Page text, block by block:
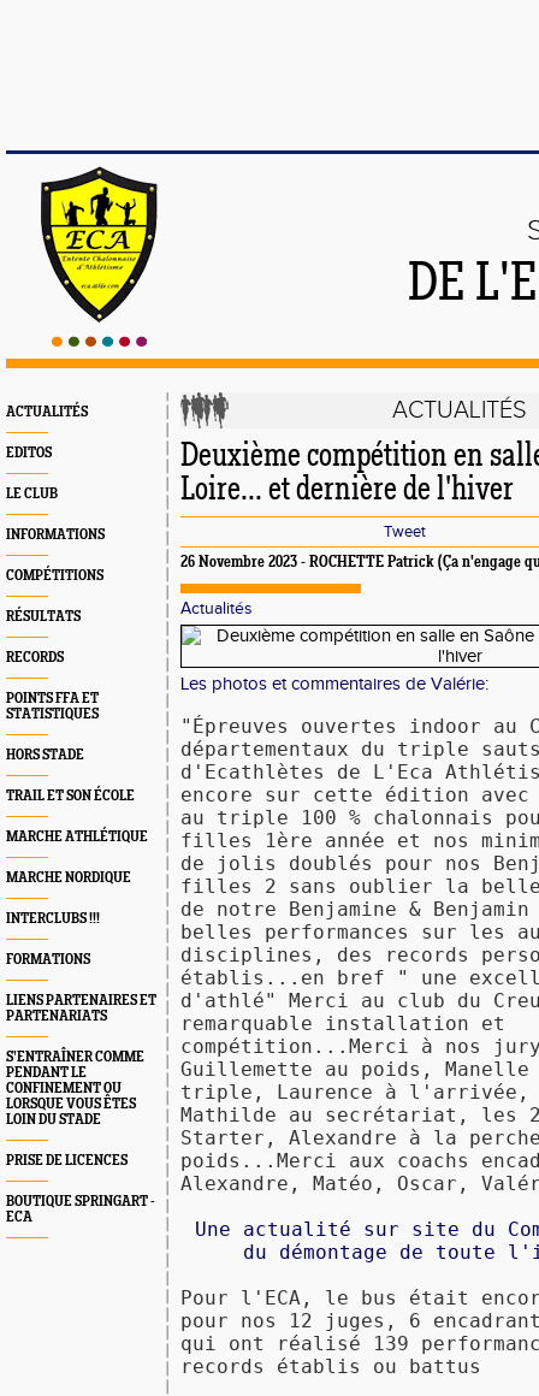
DE
ACTUALITÉS
EDITOS
LE CLUB
INFORMATIONS
COMPÉTITIONS
RÉSULTATS
RECORDS
POINTS FFA ET
STATISTIQUES
HORS STADE
TRAIL ET SON ÉCOLE
MARCHE ATHLÉTIQUE
MARCHE NORDIQUE
INTERCLUBS !!!
FORMATIONS
LIENS PARTENAIRES ET
PARTENARIATS
S’ENTRAÎNER COMME
PENDANT LE
CONFINEMENT OU
LORSQUE VOUS ÊTES
LOIN DU STADE
PRISE DE LICENCES
BOUTIQUE SPRINGART -
ECA
ACTUALITÉS
Deuxième compétition en
Loire... et dernière de l'hiver
Tweet
26 Novembre 2023 - ROCHETTE Patrick (Ça n'engage
Actualités
Les photos et commentaires de Valérie:
"Épreuves ouvertes indoor au
départementaux du triple
d'Ecathlètes de L'Eca
encore sur cette édition avec
au triple 100 % chalonnais
filles 1ère année et nos
de jolis doublés pour nos
filles 2 sans oublier la belle
de notre Benjamine &
belles performances sur les
disciplines, des records
établis...en bref " une
d'athlé" Merci au club du
remarquable installation et
compétition...Merci à nos
Guillemette au poids, Manelle
triple, Laurence à l'arrivée,
Mathilde au secrétariat, les 2
Starter, Alexandre à la
poids...Merci aux coachs
Alexandre, Matéo, Oscar,
Une actualité sur site du
du démontage de toute
Pour l'ECA, le bus était
pour nos 12 juges, 6
qui ont réalisé 139
records établis ou battus